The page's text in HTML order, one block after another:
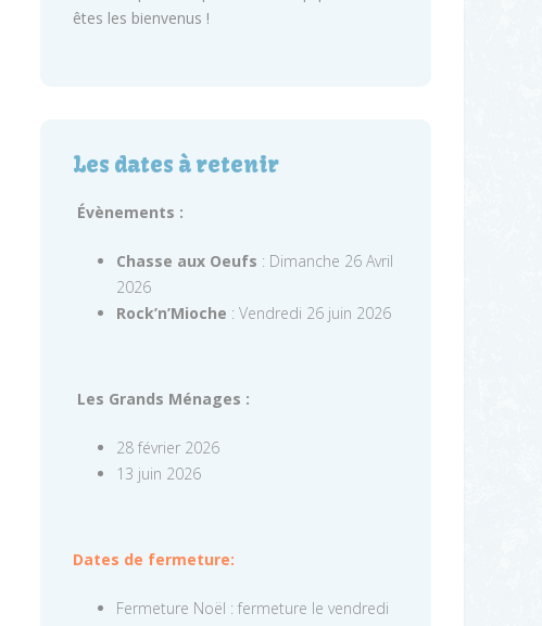
êtes les bienvenus !
Les dates à retenir
Évènements :
Chasse aux Oeufs : Dimanche 26 Avril
2026
Rock’n’Mioche : Vendredi 26 juin 2026
Les Grands Ménages :
28 février 2026
13 juin 2026
Dates de fermeture:
Fermeture Noël : fermeture le vendredi